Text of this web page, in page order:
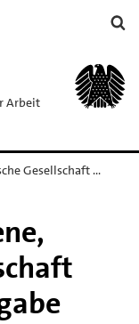
Arbeit
Gesellschaft …